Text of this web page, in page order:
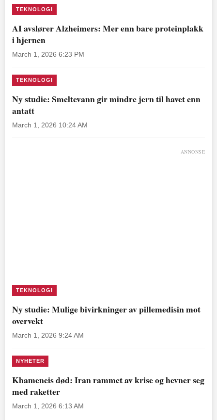
TEKNOLOGI
AI avslører Alzheimers: Mer enn bare proteinplakk
i hjernen
March 1, 2026 6:23 PM
TEKNOLOGI
Ny studie: Smeltevann gir mindre jern til havet enn
antatt
March 1, 2026 10:24 AM
ANNONSE
TEKNOLOGI
Ny studie: Mulige bivirkninger av pillemedisin mot
overvekt
March 1, 2026 9:24 AM
NYHETER
Khameneis død: Iran rammet av krise og hevner seg
med raketter
March 1, 2026 6:13 AM